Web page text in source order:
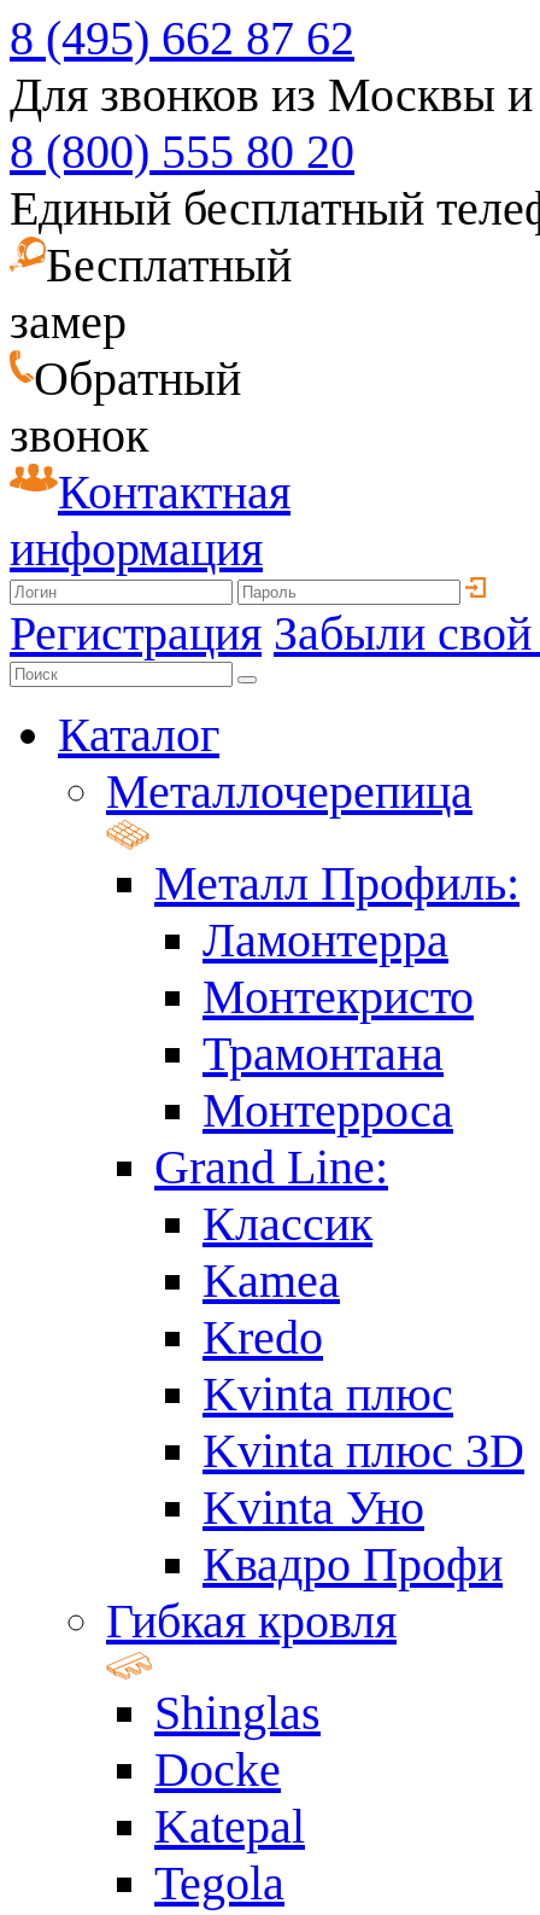
8 (495) 662 87 62
Для звонков из Москвы
8 (800) 555 80 20
Единый бесплатный
Бесплатный
замер
Обратный
звонок
Контактная
информация
Регистрация Забыли
Каталог
Металлочерепица
Металл Профиль:
Ламонтерра
Монтекристо
Трамонтана
Монтерроса
Grand Line:
Классик
Kamea
Kredo
Kvinta плюс
Kvinta плюс 3D
Kvinta Уно
Квадро Профи
Гибкая кровля
Shinglas
Docke
Katepal
Tegola